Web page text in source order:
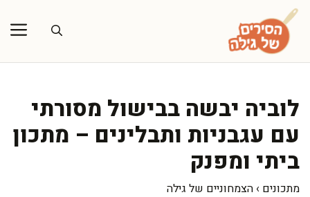
לדלג
לתוכן
לוביה יבשה בבישול מסורתי
עם עגבניות ותבלינים – מתכון
ביתי ומפנק
מתכונים › הצמחוניים של גילה